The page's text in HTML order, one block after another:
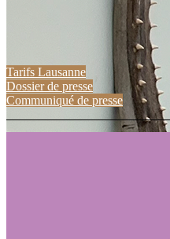
Tarifs Lausanne
Dossier de presse
Communiqué de presse